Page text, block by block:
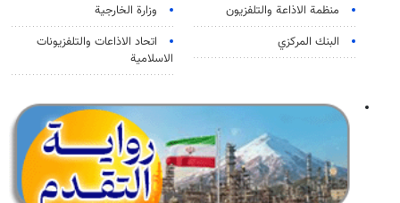
منظمة الاذاعة والتلفزیون
وزارة الخارجية
البنك المركزي
اتحاد الاذاعات والتلفزيونات
الاسلامية